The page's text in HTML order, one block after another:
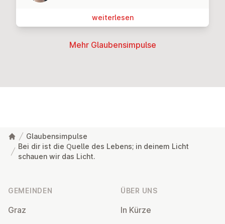
wei­ter­le­sen
Mehr Glau­bens­im­pul­se
Glaubensimpulse
Bei dir ist die Quelle des Lebens; in deinem Licht
schauen wir das Licht.
GEMEINDEN
Graz
ÜBER UNS
In Kürze